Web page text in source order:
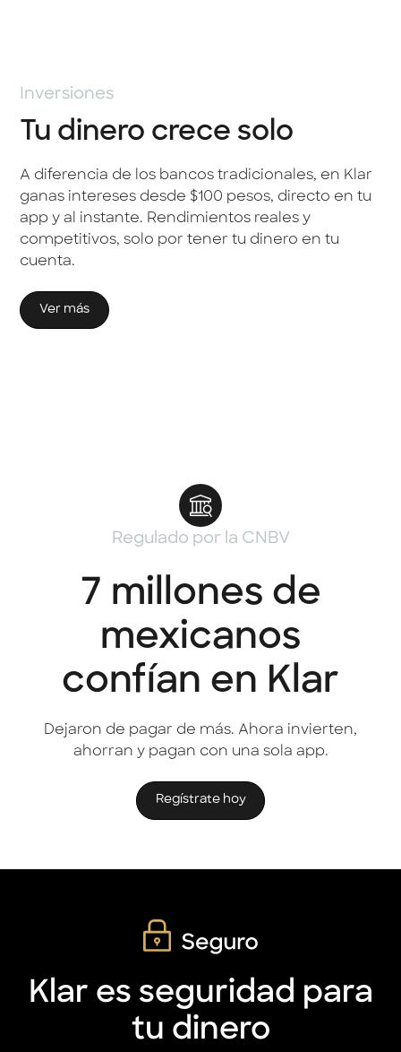
Inversiones
Tu dinero crece solo
A diferencia de los bancos tradicionales, en Klar
ganas intereses desde $100 pesos, directo en tu
app y al instante. Rendimientos reales y
competitivos, solo por tener tu dinero en tu
cuenta.
Ver más
Regulado por la CNBV
7 millones de
mexicanos
confían en Klar
Dejaron de pagar de más. Ahora invierten,
ahorran y pagan con una sola app.
Regístrate hoy
Klar es seguridad para
tu dinero